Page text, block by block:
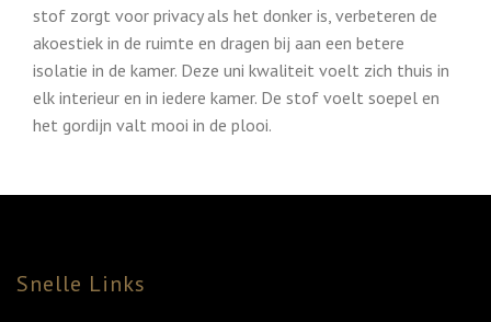
stof zorgt voor privacy als het donker is, verbeteren de
akoestiek in de ruimte en dragen bij aan een betere
isolatie in de kamer. Deze uni kwaliteit voelt zich thuis in
elk interieur en in iedere kamer. De stof voelt soepel en
het gordijn valt mooi in de plooi.
Snelle Links